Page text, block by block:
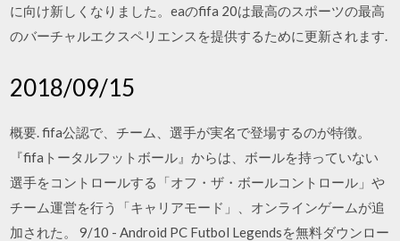
に向け新しくなりました。eaのfifa 20は最高のスポーツの最高
のバーチャルエクスペリエンスを提供するために更新されます.
2018/09/15
概要. fifa公認で、チーム、選手が実名で登場するのが特徴。
『fifaトータルフットボール』からは、ボールを持っていない
選手をコントロールする「オフ・ザ・ボールコントロール」や
チーム運営を行う「キャリアモード」、オンラインゲームが追
加された。 9/10 - Android PC Futbol Legendsを無料ダウンロー